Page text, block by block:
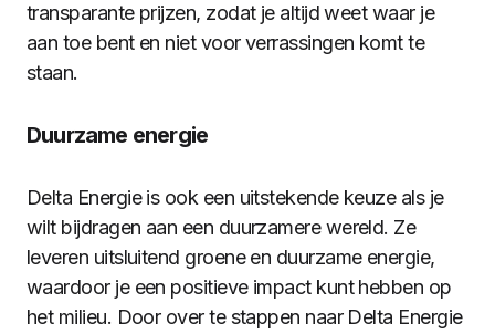
transparante prijzen, zodat je altijd weet waar je
aan toe bent en niet voor verrassingen komt te
staan.
Duurzame energie
Delta Energie is ook een uitstekende keuze als je
wilt bijdragen aan een duurzamere wereld. Ze
leveren uitsluitend groene en duurzame energie,
waardoor je een positieve impact kunt hebben op
het milieu. Door over te stappen naar Delta Energie